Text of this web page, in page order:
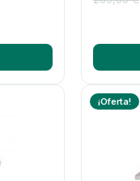
¡Oferta!